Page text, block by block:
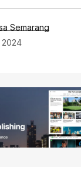
Semarang
2024